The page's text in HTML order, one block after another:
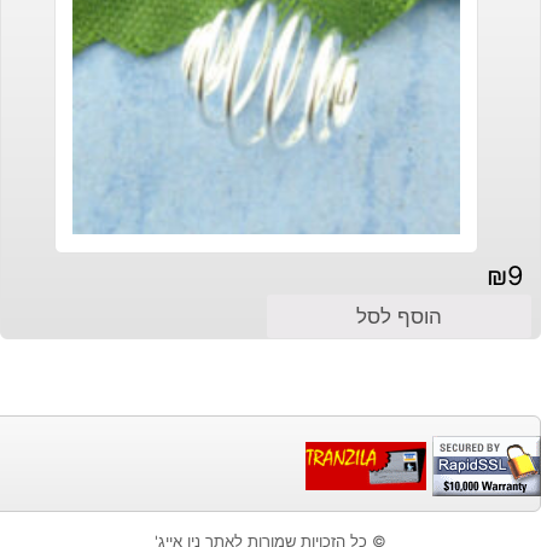
₪9
הוסף לסל
© כל הזכויות שמורות לאתר ניו אייג'